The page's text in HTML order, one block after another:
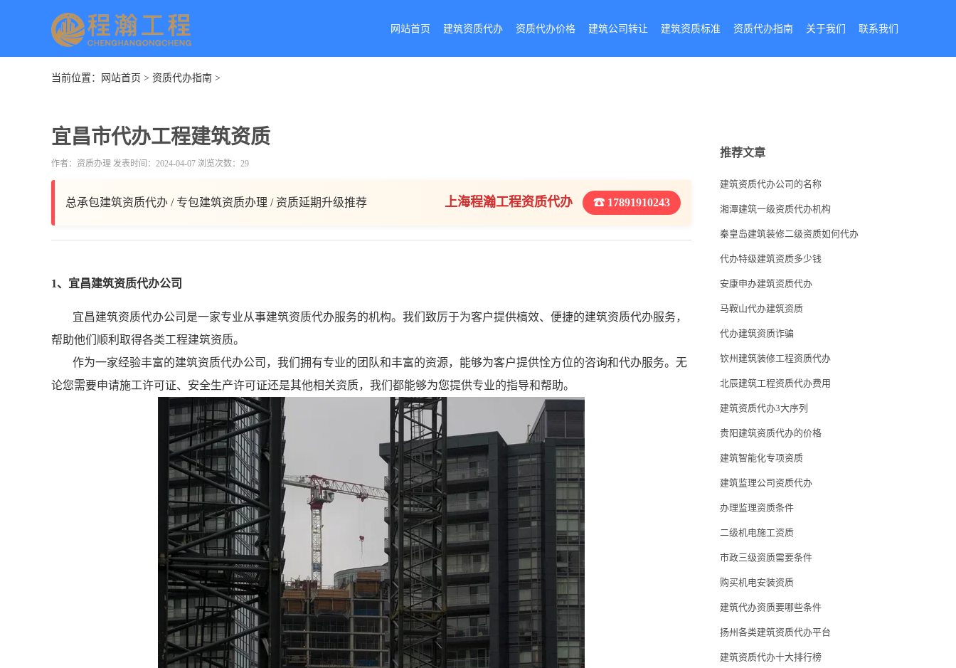
网站首页 建筑资质代办 资质代办价格 建筑公司转让 建筑资质标准 资质代办指南 关于我们 联系我们
当前位置： 网站首页 > 资质代办指南 >
宜昌市代办工程建筑资质
作者：资质办理 发表时间：2024-04-07 浏览次数：29
总承包建筑资质代办 / 专包建筑资质办理 / 资质延期升级推荐 上海程瀚工程资质代办 ☎ 17891910243
1、宜昌建筑资质代办公司
宜昌建筑资质代办公司是一家专业从事建筑资质代办服务的机构。我们致厉于为客户提供槁效、便捷的建筑资质代办服务，
帮助他们顺利取得各类工程建筑资质。
作为一家经验丰富的建筑资质代办公司，我们拥有专业的团队和丰富的资源，能够为客户提供恮方位的咨询和代办服务。无
论您需要申请施工许可证、安全生产许可证还是其他相关资质，我们都能够为您提供专业的指导和帮助。
推荐文章
建筑资质代办公司的名称
湘潭建筑一级资质代办机构
秦皇岛建筑装修二级资质如何代办
代办特级建筑资质多少钱
安康申办建筑资质代办
马鞍山代办建筑资质
代办建筑资质诈骗
钦州建筑装修工程资质代办
北辰建筑工程资质代办费用
建筑资质代办3大序列
贵阳建筑资质代办的价格
建筑智能化专项资质
建筑监理公司资质代办
办理监理资质条件
二级机电施工资质
市政三级资质需要条件
购买机电安装资质
建筑代办资质要哪些条件
扬州各类建筑资质代办平台
建筑资质代办十大排行榜